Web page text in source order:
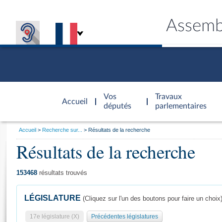
Accueil
d'accueil
Vos
députés
Travaux
parlementaires
Général
Vous
Accueil Recherche sur... Résultats de la recherche
Résultats de la recherche
153468 résultats trouvés
LÉGISLATURE (Cliquez sur l'un des boutons pour faire un choix)
17e législature (X) Précédentes législatures